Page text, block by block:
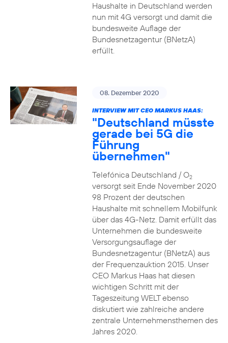
Haushalte in Deutschland werden
nun mit 4G versorgt und damit die
bundesweite Auflage der
Bundesnetzagentur (BNetzA)
erfüllt.
08. Dezember 2020
INTERVIEW MIT CEO MARKUS HAAS:
"Deutschland müsste
gerade bei 5G die
Führung
übernehmen"
Telefónica Deutschland / O2
versorgt seit Ende November 2020
98 Prozent der deutschen
Haushalte mit schnellem Mobilfunk
über das 4G-Netz. Damit erfüllt das
Unternehmen die bundesweite
Versorgungsauflage der
Bundesnetzagentur (BNetzA) aus
der Frequenzauktion 2015. Unser
CEO Markus Haas hat diesen
wichtigen Schritt mit der
Tageszeitung WELT ebenso
diskutiert wie zahlreiche andere
zentrale Unternehmensthemen des
Jahres 2020.